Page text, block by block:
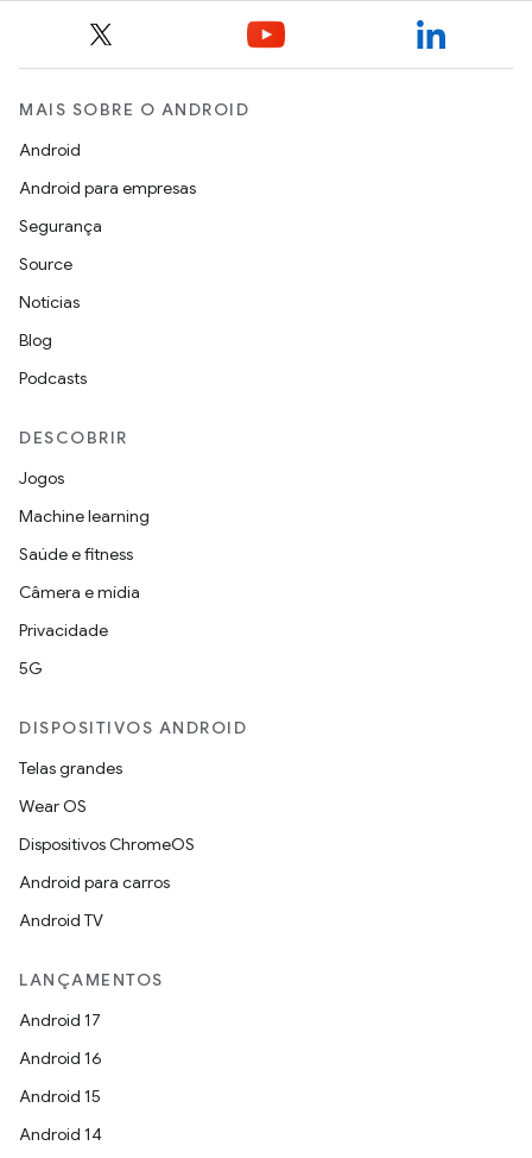
MAIS SOBRE O ANDROID
Android
Android para empresas
Segurança
Source
Notícias
Blog
Podcasts
DESCOBRIR
Jogos
Machine learning
Saúde e fitness
Câmera e mídia
Privacidade
5G
DISPOSITIVOS ANDROID
Telas grandes
Wear OS
Dispositivos ChromeOS
Android para carros
Android TV
LANÇAMENTOS
Android 17
Android 16
Android 15
Android 14